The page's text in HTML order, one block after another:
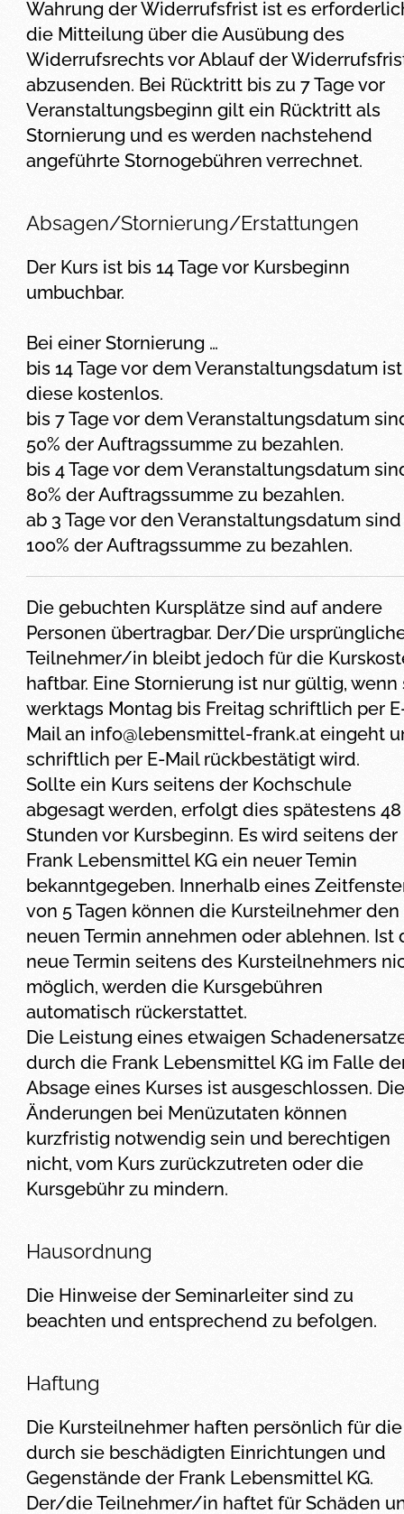
Wahrung der Widerrufsfrist ist es
die Mitteilung über die Ausübung des
Widerrufsrechts vor Ablauf der
abzusenden. Bei Rücktritt bis zu 7 Tage vor
Veranstaltungsbeginn gilt ein Rücktritt als
Stornierung und es werden nachstehend
angeführte Stornogebühren verrechnet.
Absagen/Stornierung/Erstattungen
Der Kurs ist bis 14 Tage vor Kursbeginn
umbuchbar.
Bei einer Stornierung …
bis 14 Tage vor dem Veranstaltungsdatum ist
diese kostenlos.
bis 7 Tage vor dem Veranstaltungsdatum
50% der Auftragssumme zu bezahlen.
bis 4 Tage vor dem Veranstaltungsdatum
80% der Auftragssumme zu bezahlen.
ab 3 Tage vor den Veranstaltungsdatum sind
100% der Auftragssumme zu bezahlen.
Die gebuchten Kursplätze sind auf andere
Personen übertragbar. Der/Die
Teilnehmer/in bleibt jedoch für die
haftbar. Eine Stornierung ist nur gültig, wenn
werktags Montag bis Freitag schriftlich per
Mail an info@lebensmittel-frank.ateingeht
schriftlich per E-Mail rückbestätigt wird.
Sollte ein Kurs seitens der Kochschule
abgesagt werden, erfolgt dies spätestens 48
Stunden vor Kursbeginn. Es wird seitens der
Frank Lebensmittel KG ein neuer Temin
bekanntgegeben. Innerhalb eines
von 5 Tagen können die Kursteilnehmer den
neuen Termin annehmen oder ablehnen. Ist
neue Termin seitens des Kursteilnehmers
möglich, werden die Kursgebühren
automatisch rückerstattet.
Die Leistung eines etwaigen
durch die Frank Lebensmittel KG im Falle
Absage eines Kurses ist ausgeschlossen. Die
Änderungen bei Menüzutaten können
kurzfristig notwendig sein und berechtigen
nicht, vom Kurs zurückzutreten oder die
Kursgebühr zu mindern.
Hausordnung
Die Hinweise der Seminarleiter sind zu
beachten und entsprechend zu befolgen.
Haftung
Die Kursteilnehmer haften persönlich für die
durch sie beschädigten Einrichtungen und
Gegenstände der Frank Lebensmittel KG.
Der/die Teilnehmer/in haftet für Schäden